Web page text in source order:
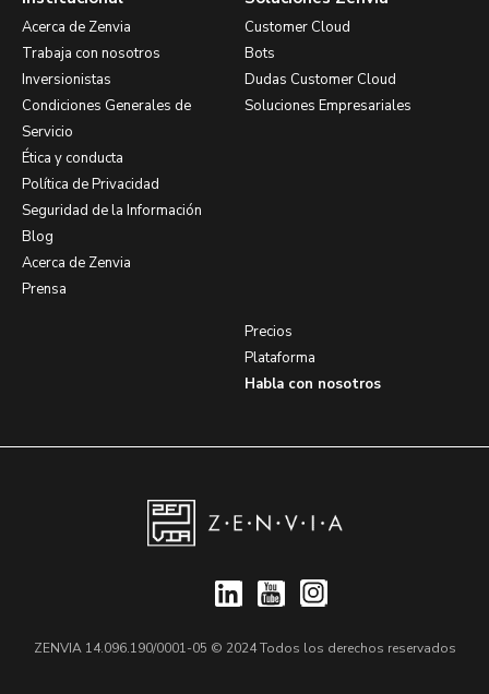
Acerca de Zenvia
Trabaja con nosotros
Inversionistas
Condiciones Generales de
Servicio
Ética y conducta
Política de Privacidad
Seguridad de la Información
Blog
Acerca de Zenvia
Prensa
Customer Cloud
Bots
Dudas Customer Cloud
Soluciones Empresariales
Precios
Plataforma
Habla con nosotros
ZENVIA 14.096.190/0001-05 © 2024 Todos los derechos reservados